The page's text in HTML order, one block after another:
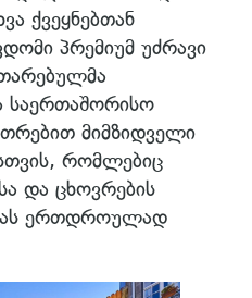
ქვეყნებთან
პრემიუმ უძრავი
საერთაშორისო
მიმზიდველი
რომლებიც
და ცხოვრების
ერთდროულად